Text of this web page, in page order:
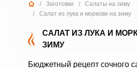
/ Заготовки /
Салаты на зиму
/
Салат из лука и моркови на зиму
САЛАТ ИЗ ЛУКА И
ЗИМУ
Бюджетный рецепт сочного